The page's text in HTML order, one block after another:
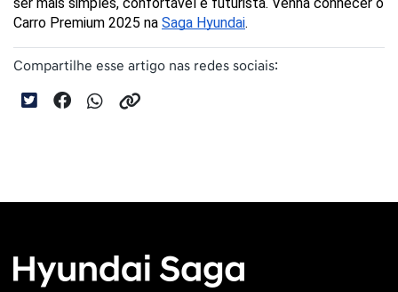
ser mais simples, confortável e futurista. Venha conhecer o
Carro Premium 2025 na Saga Hyundai.
Compartilhe esse artigo nas redes sociais: